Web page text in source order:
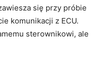
się przy próbie
komunikacji z ECU.
sterownikowi, ale